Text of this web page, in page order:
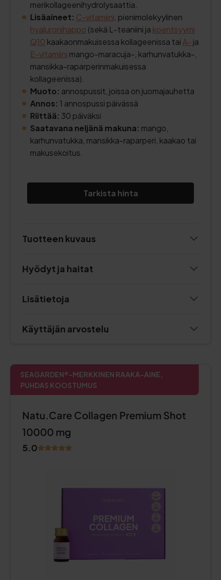
merikollageenihydrolysaattia.
Lisäaineet: C-vitamiini , pienimolekyylinen
hyaluronihappo (sekä L-teaniini ja koentsyymi
Q10 kaakaonmakuisessa kollageenissa tai A- ja
E-vitamiini mango-maracuja-, karhunvatukka-,
mansikka-raparperinmakuisessa
kollageenissa).
Muoto: annospussit, joissa on juomajauhetta
Annos: 1 annospussi päivässä
Riittää: 30 päiväksi
Saatavana neljänä makuna: mango,
karhunvatukka, mansikka-raparperi, kaakao tai
makusekoitus.
Tarkista hinta
Tuotteen kuvaus
Hyödyt ja haitat
Lisätietoja
Käyttäjän arvostelu
SEAGARDEN®-MERKKINEN RAAKA-AINE,
PUHDAS KOOSTUMUS
Natu.Care Collagen Premium Shot
10000 mg
5.0